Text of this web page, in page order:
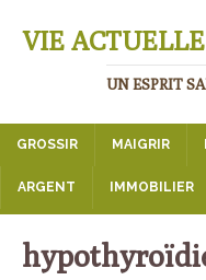
VIE ACTUELLE
UN ESPRIT
GROSSIR MAIGRIR
ARGENT IMMOBILIER